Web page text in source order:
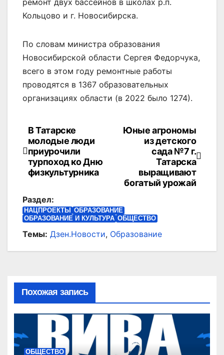
Кольцово и г. Новосибирска.
По словам министра образования
Новосибирской области Сергея Федорчука,
всего в этом году ремонтные работы
проводятся в 1367 образовательных
организациях области (в 2022 было 1274).
Навигация
по
записям
Юные агрономы
из детского
сада №7 г.
Татарска
выращивают
богатый урожай
В Татарске
молодые люди
приурочили
турпоход ко Дню
физкультурника
Раздел:
НАЦПРОЕКТЫ
ОБРАЗОВАНИЕ
ОБРАЗОВАНИЕ И КУЛЬТУРА ОБЩЕСТВО
Темы: Дзен.Новости, Образование
Похожая запись
ОБЩЕСТВО